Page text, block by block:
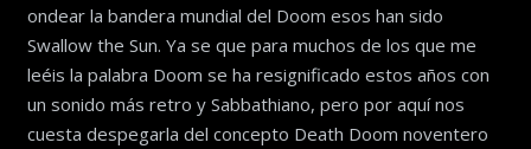
ondear la bandera mundial del Doom esos han sido
Swallow the Sun. Ya se que para muchos de los que me
leéis la palabra Doom se ha resignificado estos años con
un sonido más retro y Sabbathiano, pero por aquí nos
cuesta despegarla del concepto Death Doom noventero